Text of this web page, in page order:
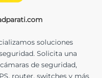
soluciones
Solicita una
de seguridad,
router, switches y más